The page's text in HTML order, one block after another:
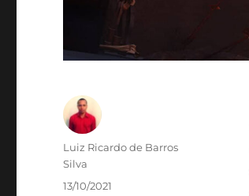
Autor
Luiz Ricardo de Barros
Silva
Publicado
13/10/2021